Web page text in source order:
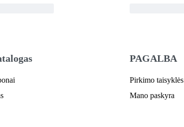
PAGALBA
Pirkimo taisyklės
Mano paskyra